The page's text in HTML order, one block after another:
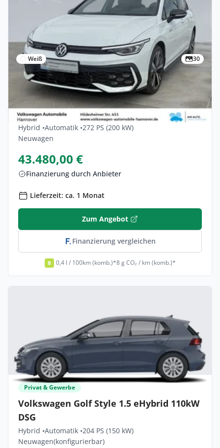
Weiß 30
Privat & Gewerbe
Volkswagen Golf 1.5 EHybrid OPF 130kW
DSG GTE 5dr
Hybrid •Automatik •272 PS (200 kW)
Neuwagen
43.480,00 €
Finanzierung durch Anbieter
Lieferzeit: ca. 1 Monat
Zum Angebot
Finanzierung vergleichen
B 0,4 l / 100km (komb.)*8 g CO₂ / km (komb.)*
Privat & Gewerbe
Volkswagen Golf Style 1.5 eHybrid 110kW
DSG
Hybrid •Automatik •204 PS (150 kW)
Neuwagen(konfigurierbar)